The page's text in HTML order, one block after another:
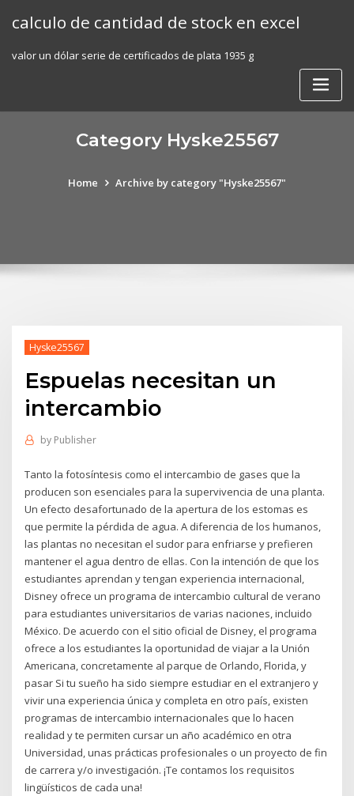
calculo de cantidad de stock en excel
valor un dólar serie de certificados de plata 1935 g
Category Hyske25567
Home Archive by category "Hyske25567"
Hyske25567
Espuelas necesitan un
intercambio
by Publisher
Tanto la fotosíntesis como el intercambio de gases que la
producen son esenciales para la supervivencia de una planta.
Un efecto desafortunado de la apertura de los estomas es
que permite la pérdida de agua. A diferencia de los humanos,
las plantas no necesitan el sudor para enfriarse y prefieren
mantener el agua dentro de ellas. Con la intención de que los
estudiantes aprendan y tengan experiencia internacional,
Disney ofrece un programa de intercambio cultural de verano
para estudiantes universitarios de varias naciones, incluido
México. De acuerdo con el sitio oficial de Disney, el programa
ofrece a los estudiantes la oportunidad de viajar a la Unión
Americana, concretamente al parque de Orlando, Florida, y
pasar Si tu sueño ha sido siempre estudiar en el extranjero y
vivir una experiencia única y completa en otro país, existen
programas de intercambio internacionales que lo hacen
realidad y te permiten cursar un año académico en otra
Universidad, unas prácticas profesionales o un proyecto de fin
de carrera y/o investigación. ¡Te contamos los requisitos
lingüísticos de cada una!